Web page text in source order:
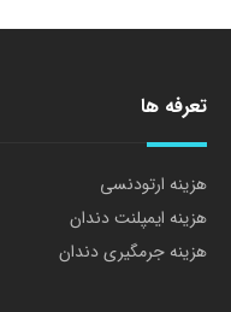
تعرفه ها
هزینه ارتودنسی
هزینه ایمپلنت دندان
هزینه جرمگیری دندان